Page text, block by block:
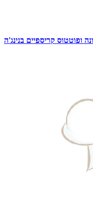
ופוטטוס קריספיים בנינג'ה